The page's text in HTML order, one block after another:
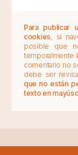
Para publicar
cookies , si
posible que
temporalmente
comentario no
debe ser
que no están
texto en